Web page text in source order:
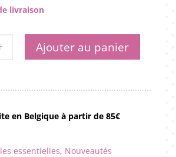
livraison
Ajouter au panier
en Belgique à partir de 85€
essentielles, Nouveautés